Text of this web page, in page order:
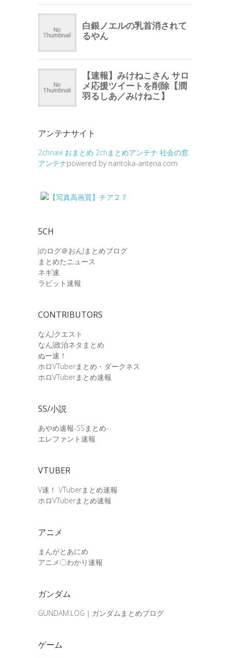
アンテナサイト
2chnavi おまとめ 2chまとめアンテナ 社会の窓
アンテナpowered by nantoka-antena.com
5CH
Jのログ＠おんJまとめブログ
まとめたニュース
ネギ速
ラビット速報
CONTRIBUTORS
なんJクエスト
なんJ政治ネタまとめ
ぬー速！
ホロVTuberまとめ・ダークネス
ホロVTuberまとめ速報
SS/小説
あやめ速報-SSまとめ-
エレファント速報
VTUBER
V速！ VTuberまとめ速報
ホロVTuberまとめ速報
アニメ
まんがとあにめ
アニメ〇わかり速報
ガンダム
GUNDAM.LOG｜ガンダムまとめブログ
ゲーム